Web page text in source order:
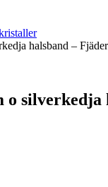
halsband – Fjäder
o silverkedja